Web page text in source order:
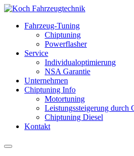
Fahrzeug-Tuning
Chiptuning
Powerflasher
Service
Individualoptimierung
NSA Garantie
Unternehmen
Chiptuning Info
Motortuning
Leistungssteigerung durch
Chiptuning Diesel
Kontakt